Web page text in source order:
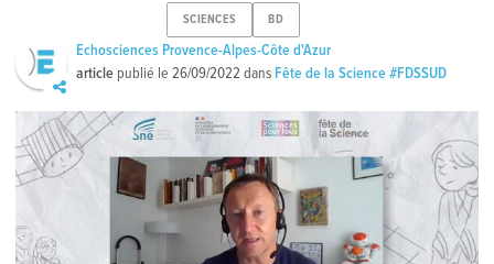
SCIENCES BD
Echosciences Provence-Alpes-Côte d'Azur
article publié le26/09/2022 dans Fête de la Science #FDSSUD